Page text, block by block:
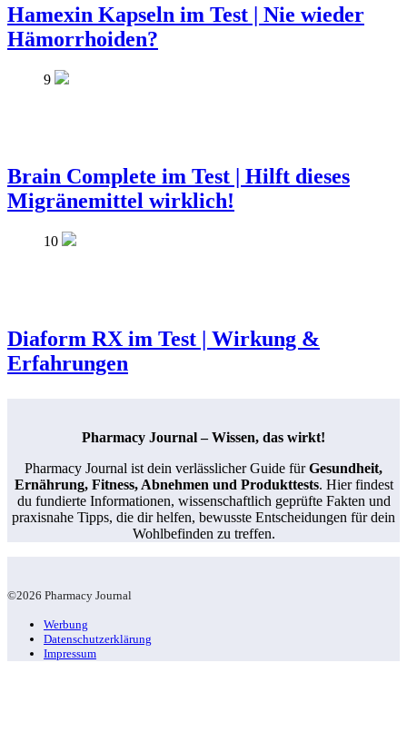
Hamexin Kapseln im Test | Nie wieder
Hämorrhoiden?
9
Brain Complete im Test | Hilft dieses
Migränemittel wirklich!
10
Diaform RX im Test | Wirkung &
Erfahrungen
Pharmacy Journal – Wissen, das wirkt!
Pharmacy Journal ist dein verlässlicher Guide fürGesundheit,
Ernährung, Fitness, Abnehmen und Produkttests. Hier findest
du fundierte Informationen, wissenschaftlich geprüfte Fakten und
praxisnahe Tipps, die dir helfen, bewusste Entscheidungen für dein
Wohlbefinden zu treffen.
©2026 Pharmacy Journal
Werbung
Datenschutzerklärung
Impressum